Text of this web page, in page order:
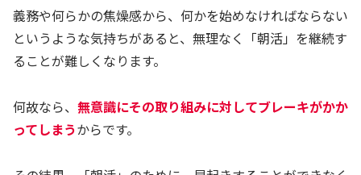
義務や何らかの焦燥感から、何かを始めなければならない
というような気持ちがあると、無理なく「朝活」を継続す
ることが難しくなります。
何故なら、 無意識にその取り組みに対してブレーキがかか
ってしまうからです。